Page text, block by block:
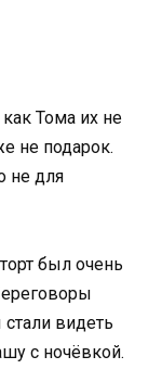
Тома их не
не подарок.
не для
был очень
видеть
с ночёвкой.